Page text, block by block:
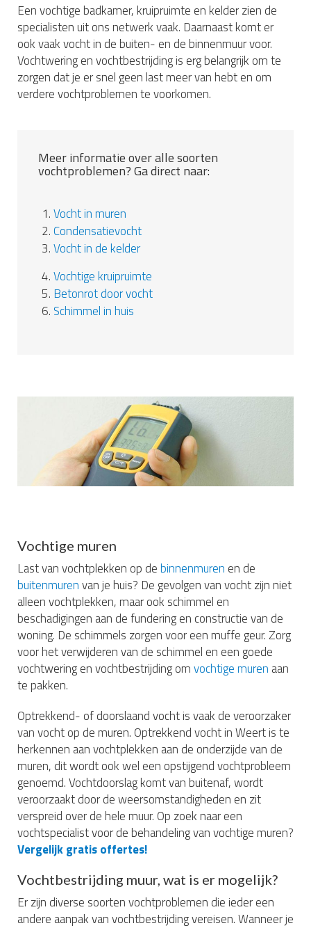
Een vochtige badkamer, kruipruimte en kelder zien de
specialisten uit ons netwerk vaak. Daarnaast komt er
ook vaak vocht in de buiten- en de binnenmuur voor.
Vochtwering en vochtbestrijding is erg belangrijk om te
zorgen dat je er snel geen last meer van hebt en om
verdere vochtproblemen te voorkomen.
Meer informatie over alle soorten
vochtproblemen? Ga direct naar:
1.Vocht in muren
2.Condensatievocht
3.Vocht in de kelder
4.Vochtige kruipruimte
5. Betonrot door vocht
6. Schimmel in huis
Vochtige muren
Last van vochtplekken op debinnenmuren en de
buitenmurenvan je huis? De gevolgen van vocht zijn niet
alleen vochtplekken, maar ook schimmel en
beschadigingen aan de fundering en constructie van de
woning. De schimmels zorgen voor een muffe geur. Zorg
voor het verwijderen van de schimmel en een goede
vochtwering en vochtbestrijding omvochtige muren aan
te pakken.
Optrekkend- of doorslaand vocht is vaak de veroorzaker
van vocht op de muren. Optrekkend vocht in Weert is te
herkennen aan vochtplekken aan de onderzijde van de
muren, dit wordt ook wel een opstijgend vochtprobleem
genoemd. Vochtdoorslag komt van buitenaf, wordt
veroorzaakt door de weersomstandigheden en zit
verspreid over de hele muur. Op zoek naar een
vochtspecialist voor de behandeling van vochtige muren?
Vergelijk gratis offertes!
Vochtbestrijding muur, wat is er mogelijk?
Er zijn diverse soorten vochtproblemen die ieder een
andere aanpak van vochtbestrijding vereisen. Wanneer je